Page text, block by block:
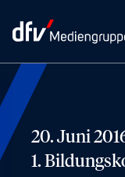
20. Juni
1.